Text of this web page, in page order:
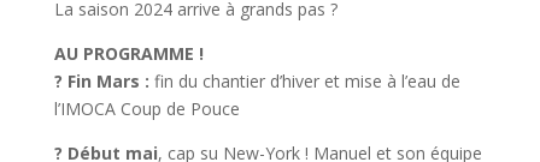
La saison 2024 arrive à grands pas ?
AU PROGRAMME !
? Fin Mars : fin du chantier d’hiver et mise à l’eau de
l’IMOCA Coup de Pouce
? Début mai, cap su New-York ! Manuel et son équipe